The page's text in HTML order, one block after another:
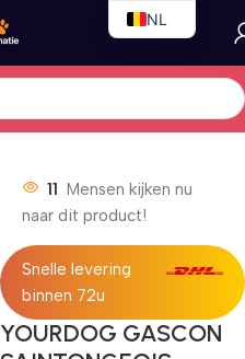
11 Mensen kijken nu
naar dit product!
Snelle levering
binnen 72u
YOURDOG GASCON
NL